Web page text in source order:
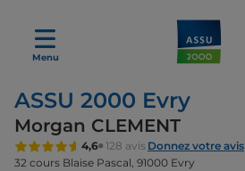
Menu
ASSU 2000 Evry
Morgan CLEMENT
4,6 128 avis Donnez votre avis
32 cours Blaise Pascal, 91000 Evry